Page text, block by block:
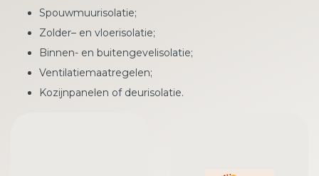
Spouwmuurisolatie;
Zolder– en vloerisolatie;
Binnen- en buitengevelisolatie;
Ventilatiemaatregelen;
Kozijnpanelen of deurisolatie.